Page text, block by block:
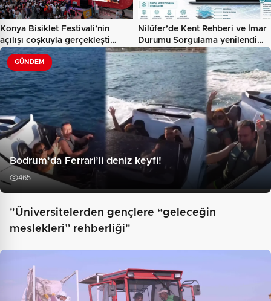
Konya Bisiklet Festivali’nin
açılışı coşkuyla gerçekleşti…
Nilüfer’de Kent Rehberi ve İmar
Durumu Sorgulama yenilendi…
GÜNDEM
Bodrum’da Ferrari’li deniz keyfi!
465
"Üniversitelerden gençlere “geleceğin
meslekleri” rehberliği"